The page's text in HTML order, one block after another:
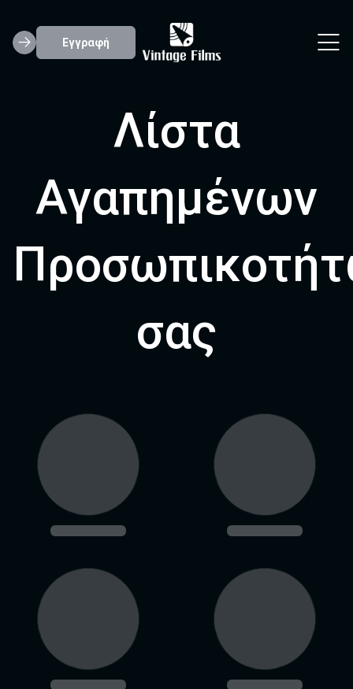
Εγγραφή
Λίστα
Αγαπημένων
σας